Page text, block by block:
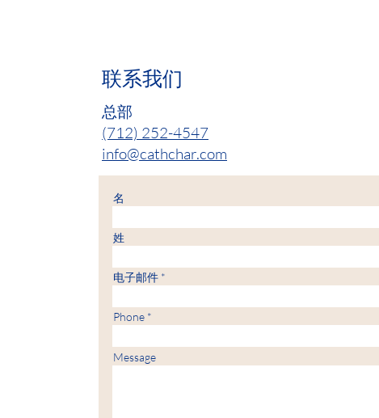
联系我们
总部
(712) 252-4547
info@cathchar.com
名
姓
电子邮件
Phone
Message